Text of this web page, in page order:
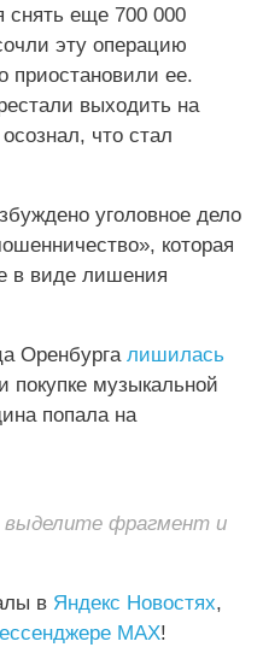
снять еще 700 000
эту операцию
приостановили ее.
выходить на
что стал
уголовное дело
которая
в виде лишения
Оренбурга лишилась
покупке музыкальной
попала на
фрагмент и
в Яндекс Новостях,
MAX!